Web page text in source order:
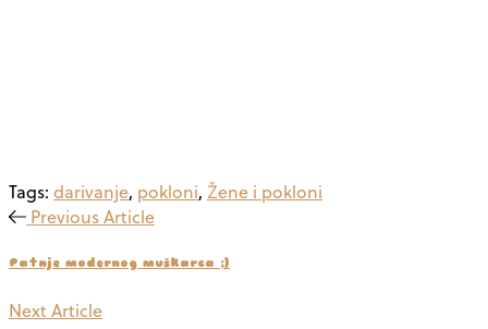
Tags: darivanje, pokloni, Žene i pokloni
Previous Article
Patnje modernog muškarca ;)
Next Article